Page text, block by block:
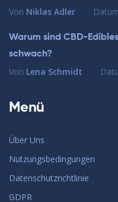
Von Niklas Adler
Warum sind CBD-
schwach?
Von Lena Schmidt
Menü
Über Uns
Nutzungsbedingungen
Datenschutzrichtlinie
GDPR